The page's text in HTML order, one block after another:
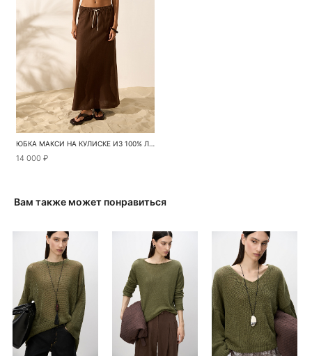
ЮБКА МАКСИ НА КУЛИСКЕ ИЗ 100% ЛЬНА
14 000 ₽
Вам также может понравиться